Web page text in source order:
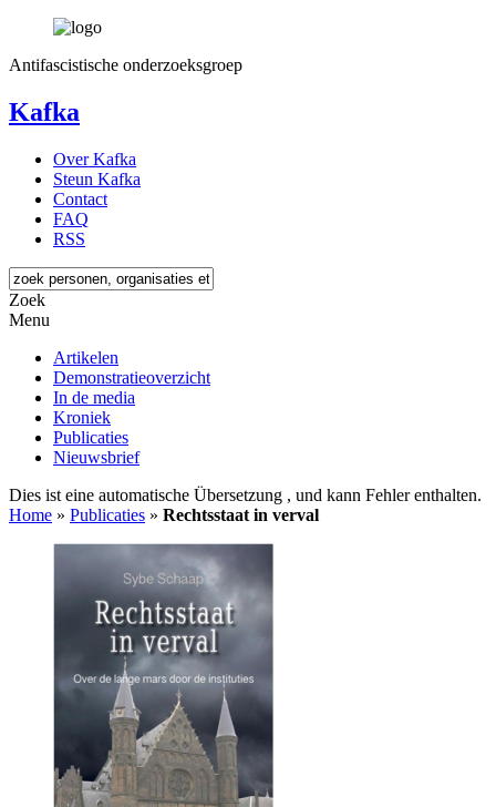
Antifascistische onderzoeksgroep
Kafka
Over Kafka
Steun Kafka
Contact
FAQ
RSS
Zoek
Menu
Artikelen
Demonstratieoverzicht
In de media
Kroniek
Publicaties
Nieuwsbrief
Dies ist eine automatische Übersetzung , und kann Fehler enthalten.
Home » Publicaties » Rechtsstaat in verval